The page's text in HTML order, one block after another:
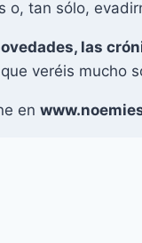
o, tan sólo,
las
veréis mucho
en